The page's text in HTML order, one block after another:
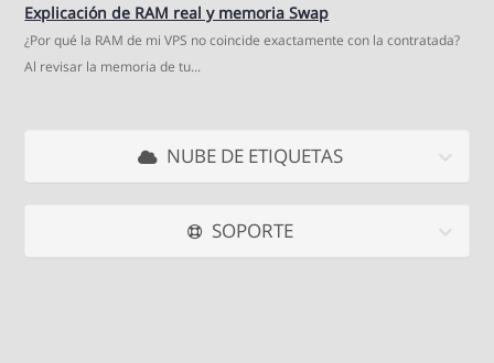
Explicación de RAM real y memoria Swap
¿Por qué la RAM de mi VPS no coincide exactamente con la contratada?
Al revisar la memoria de tu...
NUBE DE ETIQUETAS
SOPORTE